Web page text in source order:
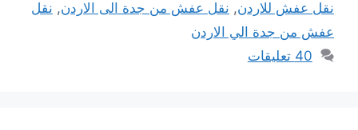
نقل عفش للاردن, نقل عفش من جدة الى الاردن, نقل
عفش من جدة الي الاردن
40 تعليقات